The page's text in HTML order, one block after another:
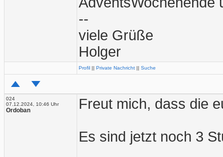
--
viele Grüße
Holger
Profil || Private Nachricht || Suche
024
07.12.2024, 10:46 Uhr
Ordoban Freut mich, dass die
Es sind jetzt noch 3